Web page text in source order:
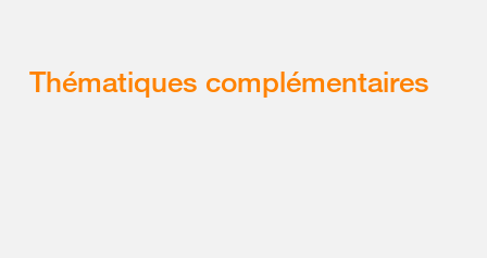
Thématiques complémentaires